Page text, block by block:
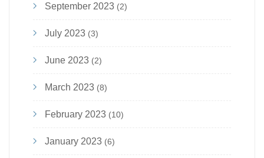
September 2023 (2)
July 2023 (3)
June 2023 (2)
March 2023 (8)
February 2023 (10)
January 2023 (6)